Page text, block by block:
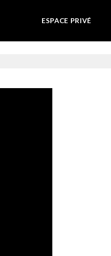
ESPACE PRIVÉ